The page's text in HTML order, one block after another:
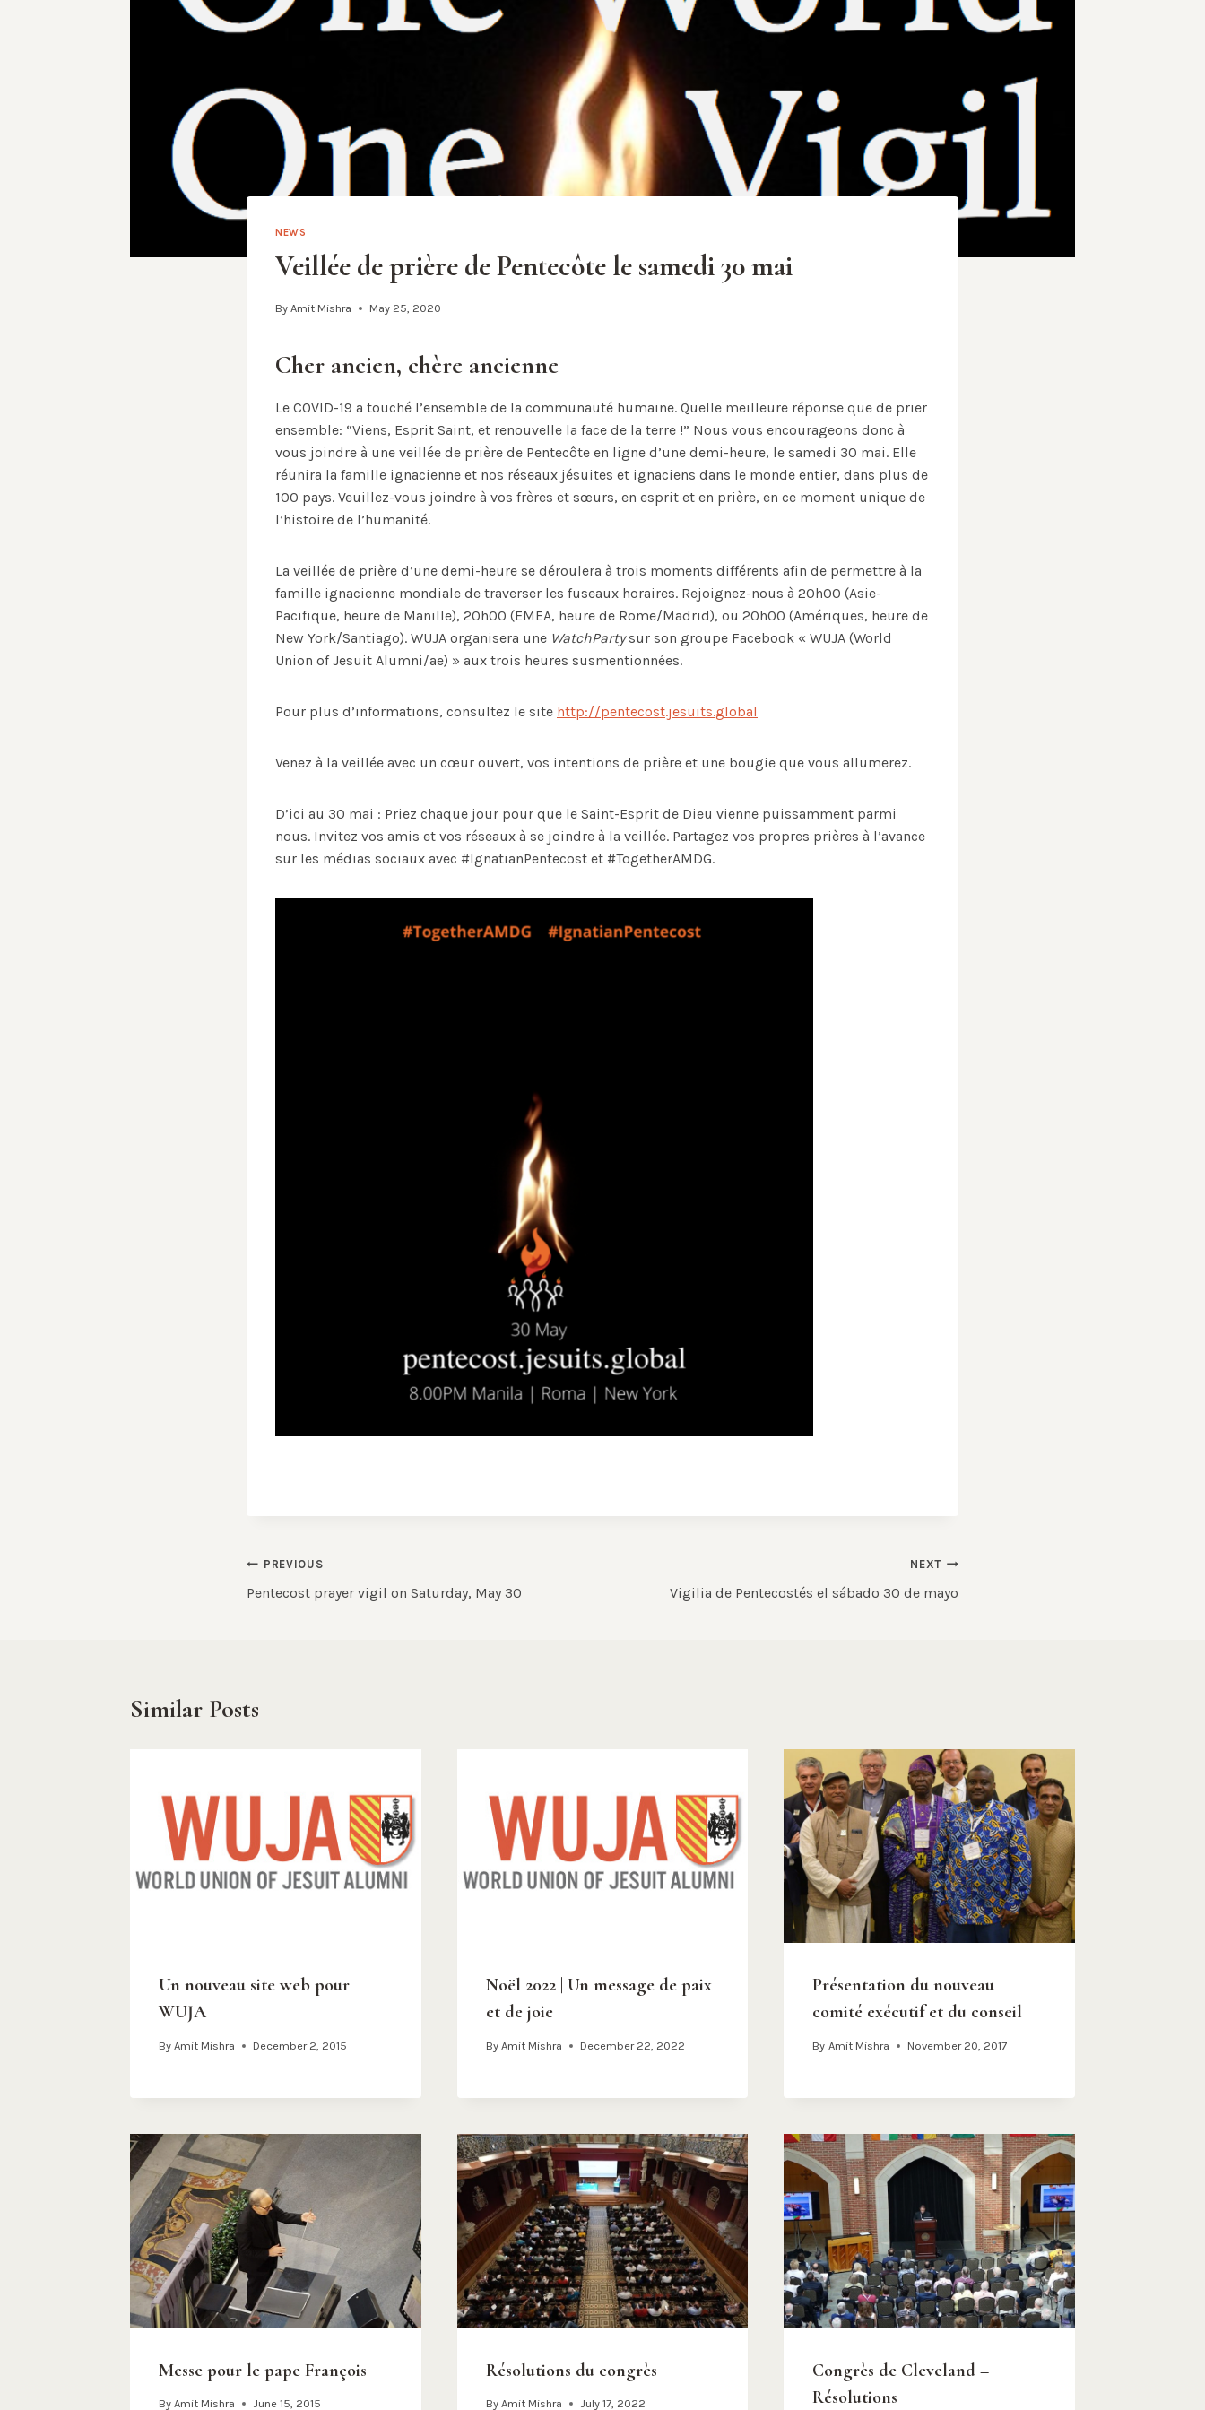
NEWS
Veillée de prière de Pentecôte le samedi 30 mai
By Amit Mishra May 25, 2020
Cher ancien, chère ancienne
Le COVID-19 a touché l’ensemble de la communauté humaine. Quelle meilleure réponse que de prier
ensemble: “Viens, Esprit Saint, et renouvelle la face de la terre !” Nous vous encourageons donc à
vous joindre à une veillée de prière de Pentecôte en ligne d’une demi-heure, le samedi 30 mai. Elle
réunira la famille ignacienne et nos réseaux jésuites et ignaciens dans le monde entier, dans plus de
100 pays. Veuillez-vous joindre à vos frères et sœurs, en esprit et en prière, en ce moment unique de
l’histoire de l’humanité.
La veillée de prière d’une demi-heure se déroulera à trois moments différents afin de permettre à la
famille ignacienne mondiale de traverser les fuseaux horaires. Rejoignez-nous à 20h00 (Asie-
Pacifique, heure de Manille), 20h00 (EMEA, heure de Rome/Madrid), ou 20h00 (Amériques, heure de
New York/Santiago). WUJA organisera une WatchPartysur son groupe Facebook « WUJA (World
Union of Jesuit Alumni/ae) » aux trois heures susmentionnées.
Pour plus d’informations, consultez le site http://pentecost.jesuits.global
Venez à la veillée avec un cœur ouvert, vos intentions de prière et une bougie que vous allumerez.
D’ici au 30 mai : Priez chaque jour pour que le Saint-Esprit de Dieu vienne puissamment parmi
nous. Invitez vos amis et vos réseaux à se joindre à la veillée. Partagez vos propres prières à l’avance
sur les médias sociaux avec #IgnatianPentecost et #TogetherAMDG.
Post
navigation
PREVIOUS
Pentecost prayer vigil on Saturday, May 30
NEXT
Vigilia de Pentecostés el sábado 30 de mayo
Similar Posts
Un nouveau site web pour
WUJA
By Amit Mishra December 2, 2015
Noël 2022 | Un message de paix
et de joie
By Amit Mishra December 22, 2022
Présentation du nouveau
comité exécutif et du conseil
By Amit Mishra November 20, 2017
Messe pour le pape François
By Amit Mishra June 15, 2015
Résolutions du congrès
By Amit Mishra July 17, 2022
Congrès de Cleveland –
Résolutions